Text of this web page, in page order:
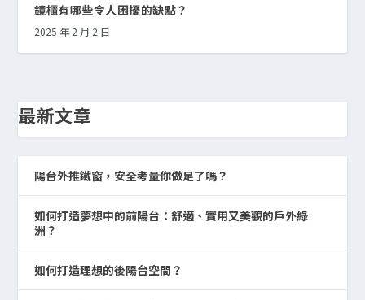
鏡櫃有哪些令人困擾的缺點？
2025 年 2 月 2 日
最新文章
陽台外推鐵窗，安全考量你做足了嗎？
如何打造夢想中的前陽台：舒適、實用又美觀的戶外綠
洲？
如何打造理想的後陽台空間？